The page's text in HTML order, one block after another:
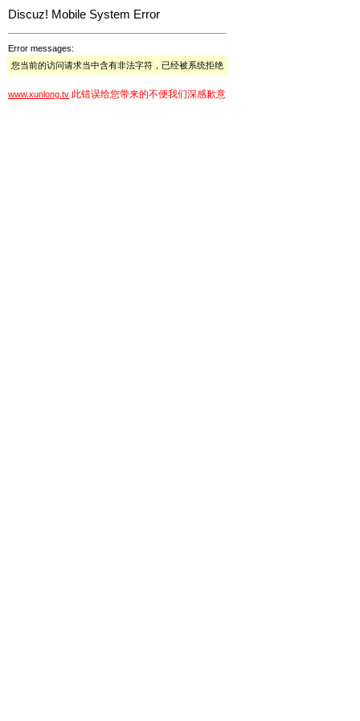
Discuz! Mobile System Error
Error messages:
您当前的访问请求当中含有非法字符，已经被系统拒绝
www.xunlong.tv 此错误给您带来的不便我们深感歉意